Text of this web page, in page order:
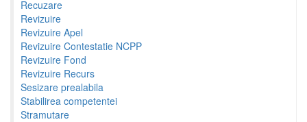
Recuzare
Revizuire
Revizuire Apel
Revizuire Contestatie NCPP
Revizuire Fond
Revizuire Recurs
Sesizare prealabila
Stabilirea competentei
Stramutare